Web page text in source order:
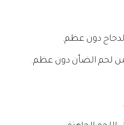
دون عظم.
من لحم الضأن دون عظم.